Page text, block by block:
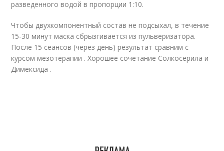
разведенного водой в пропорции 1:10.
Чтобы двухкомпонентный состав не подсыхал, в течение
15-30 минут маска сбрызгивается из пульверизатора.
После 15 сеансов (через день) результат сравним с
курсом мезотерапии . Хорошее сочетание Солкосерила и
Димексида .